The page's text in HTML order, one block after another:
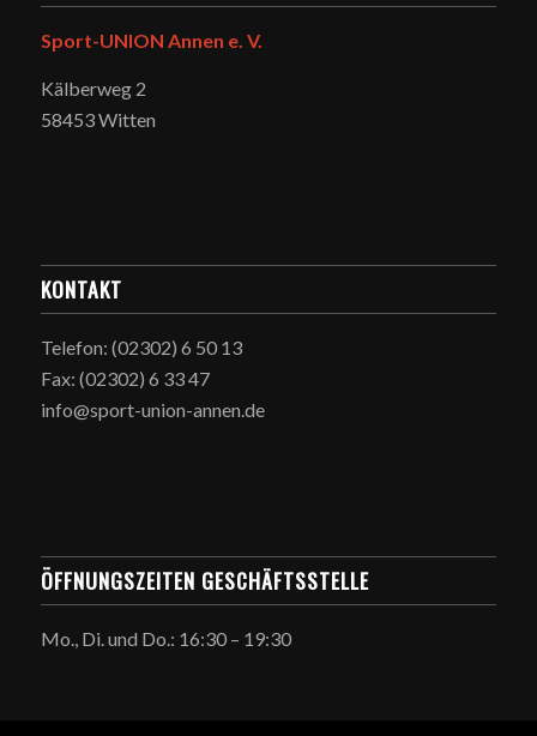
Sport-UNION Annen e. V.
Kälberweg 2
58453 Witten
KONTAKT
Telefon: (02302) 6 50 13
Fax: (02302) 6 33 47
info@sport-union-annen.de
ÖFFNUNGSZEITEN GESCHÄFTSSTELLE
Mo., Di. und Do.: 16:30 – 19:30